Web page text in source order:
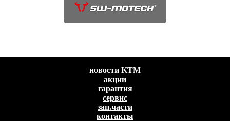
новости KTM
акции
гарантия
сервис
зап.части
контакты